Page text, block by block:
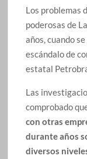
Los problemas
poderosas de
años, cuando
escándalo de
estatal
Las
comprobado
con otras
durante años
diversos